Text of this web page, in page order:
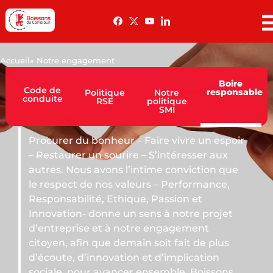
Accueil» Notre engagement
Code de
conduite
Politique
RSE
Notre
politique
SMI
Boire
responsable
– Faire vivre un espoir
– S’intéresser aux
l’intime conviction que
valeurs – Performance,
Ethique, Passion et
un sens à notre projet
à notre engagement
demain soit fait de plus
et d’implication